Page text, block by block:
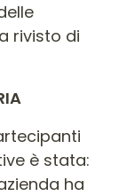
rivisto di
è stata:
ha